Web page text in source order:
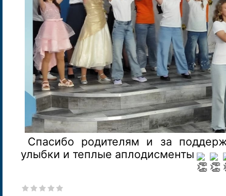
Спасибо родителям и за
улыбки и теплые аплодисменты